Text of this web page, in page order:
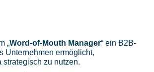
„Word-of-Mouth Manager“ ein B2B-
Unternehmen ermöglicht,
strategisch zu nutzen.